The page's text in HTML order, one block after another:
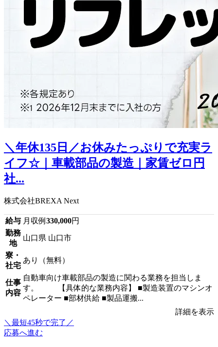
＼年休135日／お休みたっぷりで充実ラ
イフ☆｜車載部品の製造｜家賃ゼロ円
社...
株式会社BREXA Next
給与 月収例 330,000円
勤務
地
山口県 山口市
寮・
社宅
あり（無料）
仕事
内容
自動車向け車載部品の製造に関わる業務を担当しま
す。 【具体的な業務内容】 ■製造装置のマシンオ
ペレーター ■部材供給 ■製品運搬...
詳細を表示
＼最短45秒で完了／
応募へ進む